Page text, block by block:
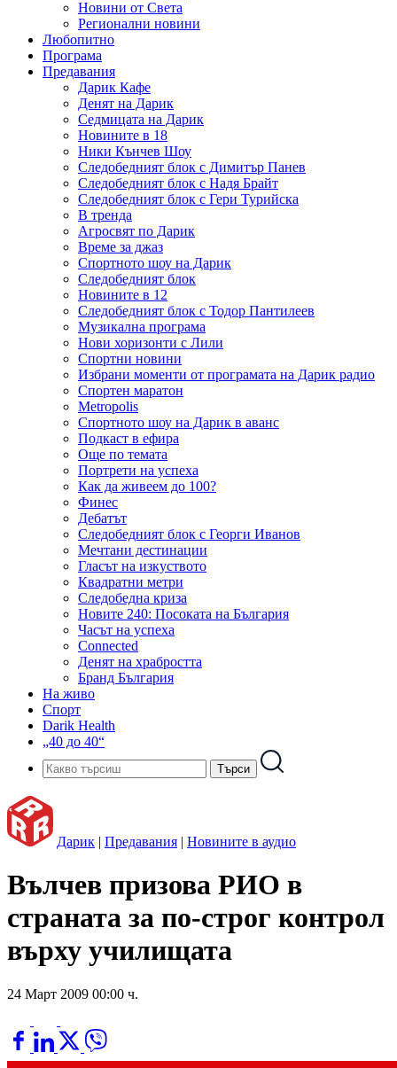
Новини от Света
Регионални новини
Любопитно
Програма
Предавания
Дарик Кафе
Денят на Дарик
Седмицата на Дарик
Новините в 18
Ники Кънчев Шоу
Следобедният блок с Димитър Панев
Следобедният блок с Надя Брайт
Следобедният блок с Гери Турийска
В тренда
Агросвят по Дарик
Време за джаз
Спортното шоу на Дарик
Следобедният блок
Новините в 12
Следобедният блок с Тодор Пантилеев
Музикална програма
Нови хоризонти с Лили
Спортни новини
Избрани моменти от програмата на Дарик радио
Спортен маратон
Metropolis
Спортното шоу на Дарик в аванс
Подкаст в ефира
Още по темата
Портрети на успеха
Как да живеем до 100?
Финес
Дебатът
Следобедният блок с Георги Иванов
Мечтани дестинации
Гласът на изкуството
Квадратни метри
Следобедна криза
Новите 240: Посоката на България
Часът на успеха
Connected
Денят на храбростта
Бранд България
На живо
Спорт
Darik Health
„40 до 40“
Дарик | Предавания | Новините в аудио
Вълчев призова РИО в
страната за по-строг контрол
върху училищата
24 Март 2009 00:00 ч.